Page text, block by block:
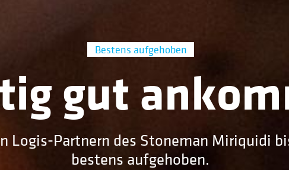
Bestens aufgehoben
gut
Logis-Partnern des Stoneman Miriquidi
bestens aufgehoben.